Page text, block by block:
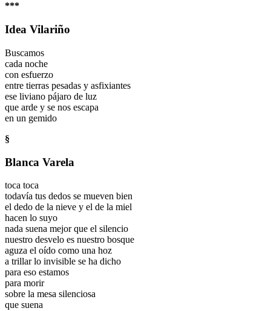
***
Idea Vilariño
Buscamos
cada noche
con esfuerzo
entre tierras pesadas y asfixiantes
ese liviano pájaro de luz
que arde y se nos escapa
en un gemido
§
Blanca Varela
toca toca
todavía tus dedos se mueven bien
el dedo de la nieve y el de la miel
hacen lo suyo
nada suena mejor que el silencio
nuestro desvelo es nuestro bosque
aguza el oído como una hoz
a trillar lo invisible se ha dicho
para eso estamos
para morir
sobre la mesa silenciosa
que suena